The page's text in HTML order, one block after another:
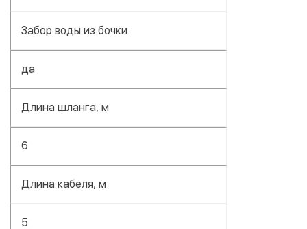
Забор воды из бочки
да
Длина шланга, м
6
Длина кабеля, м
5